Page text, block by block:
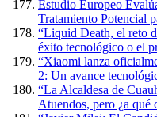
Estudio Europeo
Tratamiento Potencial
“Liquid Death, el reto
éxito tecnológico o el
“Xiaomi lanza
2: Un avance
“La Alcaldesa de
Atuendos, pero ¿a qué